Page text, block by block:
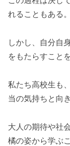
れることもある。
しかし、自分自
をもたらすこと
私たち高校生も
当の気持ちと向
大人の期待や社
橘の姿から学ぶ